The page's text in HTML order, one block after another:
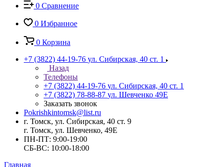
0 Сравнение
0 Избранное
0 Корзина
+7 (3822) 44-19-76 ул. Сибирская, 40 ст. 1
Назад
Телефоны
+7 (3822) 44-19-76 ул. Сибирская, 40 ст. 1
+7 (3822) 78-88-87 ул. Шевченко 49Е
Заказать звонок
Pokrishkintomsk@list.ru
г. Томск, ул. Сибирская, 40 ст. 9
г. Томск, ул. Шевченко, 49Е
ПН-ПТ: 9:00-19:00
СБ-ВС: 10:00-18:00
Главная